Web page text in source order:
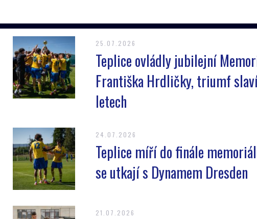
25.07.2026
Teplice ovládly jubilejní
Františka Hrdličky, triumf
letech
24.07.2026
Teplice míří do finále
se utkají s Dynamem Dresden
21.07.2026